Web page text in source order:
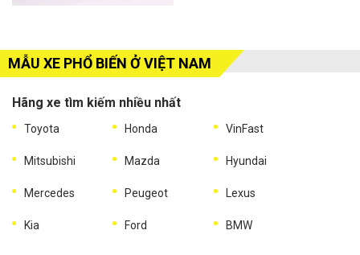
MẪU XE PHỔ BIẾN Ở VIỆT NAM
Hãng xe tìm kiếm nhiều nhất
Toyota Honda VinFast
Mitsubishi Mazda Hyundai
Mercedes Peugeot Lexus
Kia Ford BMW